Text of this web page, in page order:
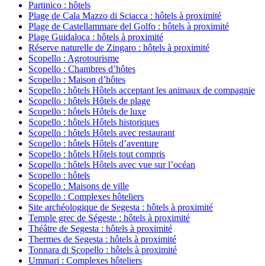
Partinico : hôtels
Plage de Cala Mazzo di Sciacca : hôtels à proximité
Plage de Castellammare del Golfo : hôtels à proximité
Plage Guidaloca : hôtels à proximité
Réserve naturelle de Zingaro : hôtels à proximité
Scopello : Agrotourisme
Scopello : Chambres d’hôtes
Scopello : Maison d’hôtes
Scopello : hôtels Hôtels acceptant les animaux de compagnie
Scopello : hôtels Hôtels de plage
Scopello : hôtels Hôtels de luxe
Scopello : hôtels Hôtels historiques
Scopello : hôtels Hôtels avec restaurant
Scopello : hôtels Hôtels d’aventure
Scopello : hôtels Hôtels tout compris
Scopello : hôtels Hôtels avec vue sur l’océan
Scopello : hôtels
Scopello : Maisons de ville
Scopello : Complexes hôteliers
Site archéologique de Segesta : hôtels à proximité
Temple grec de Ségeste : hôtels à proximité
Théâtre de Segesta : hôtels à proximité
Thermes de Segesta : hôtels à proximité
Tonnara di Scopello : hôtels à proximité
Ummari : Complexes hôteliers